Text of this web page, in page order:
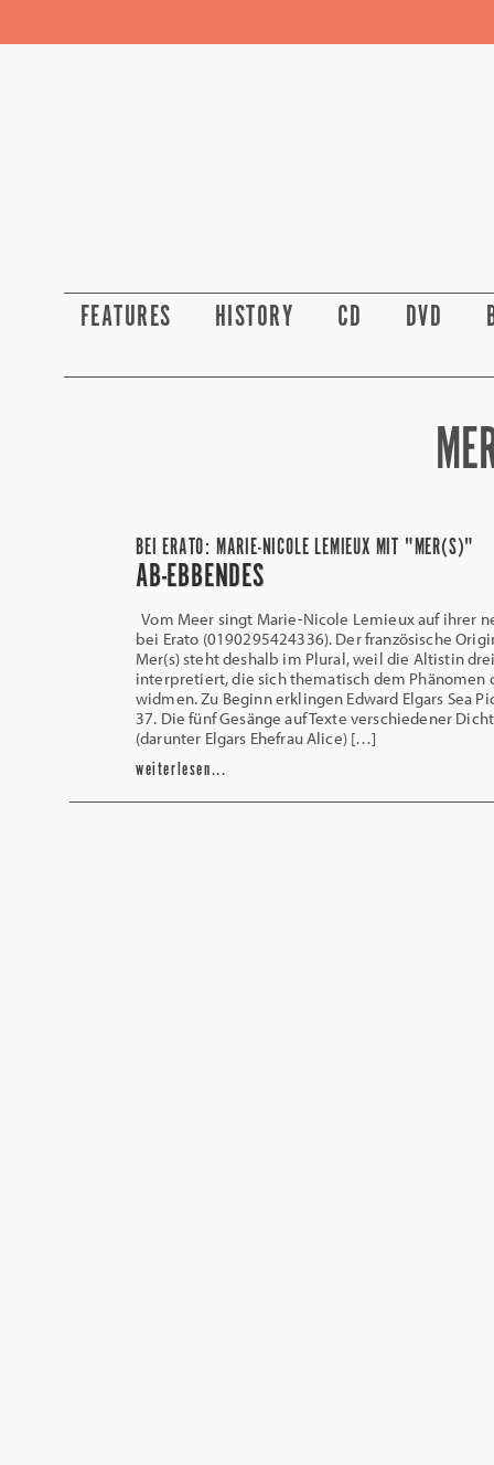
FEATURES HISTORY CD DVD
BEI ERATO: MARIE-NICOLE LEMIEUX MIT "MER(S)"
AB-EBBENDES
Vom Meer singt Marie-Nicole Lemieux auf ihrer
bei Erato (0190295424336). Der französische
Mer(s) steht deshalb im Plural, weil die Altistin
interpretiert, die sich thematisch dem Phänomen
widmen. Zu Beginn erklingen Edward Elgars Sea
37. Die fünf Gesänge auf Texte verschiedener
(darunter Elgars Ehefrau Alice) […]
weiterlesen...